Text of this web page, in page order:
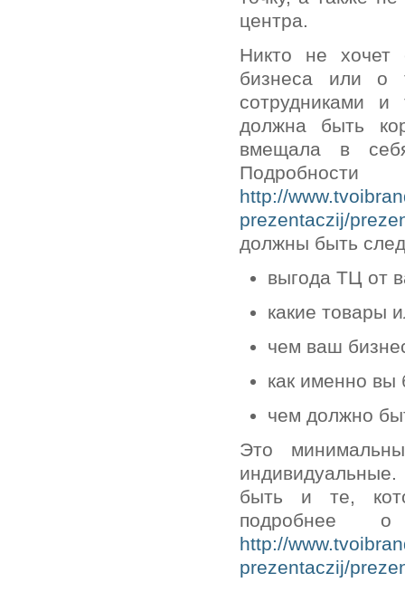
центра.
Никто не хочет
бизнеса или о
сотрудниками и
должна быть
вмещала в
http://
prezentaczij/
должны быть
выгода ТЦ от
какие товары
чем ваш
как именно вы
чем должно
Это
быть и те,
подробнее
http://
prezentaczij/